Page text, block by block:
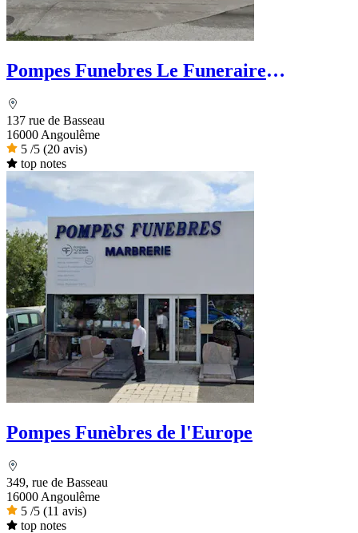
Pompes Funebres Le Funeraire
137 rue de Basseau
16000 Angoulême
5 /5 (20 avis)
top notes
Pompes Funèbres de l'Europe
349, rue de Basseau
16000 Angoulême
5 /5 (11 avis)
top notes